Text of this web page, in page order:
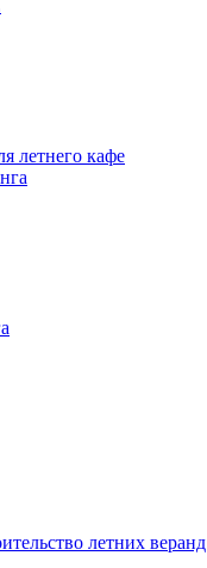
летнего кафе
летних веранд